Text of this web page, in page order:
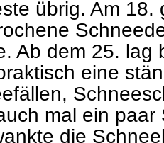
übrig. Am
Ab dem 25. lag
eine
mal ein
die